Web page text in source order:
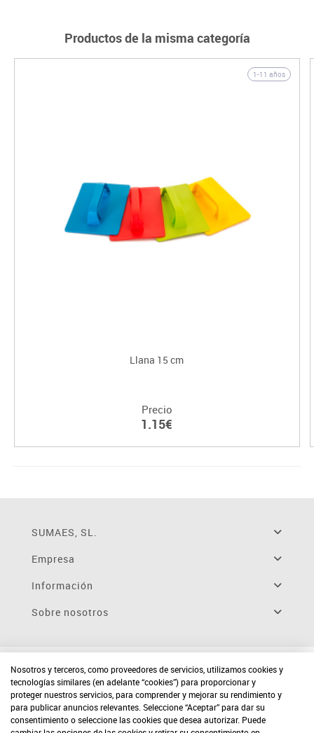
Productos de la misma categoría
1-11 años
Llana 15 cm
Precio
1.15€
SUMAES, SL.
Empresa
Información
Sobre nosotros
Nosotros y terceros, como proveedores de servicios, utilizamos cookies y
tecnologías similares (en adelante “cookies”) para proporcionar y
proteger nuestros servicios, para comprender y mejorar su rendimiento y
para publicar anuncios relevantes. Seleccione “Aceptar” para dar su
consentimiento o seleccione las cookies que desea autorizar. Puede